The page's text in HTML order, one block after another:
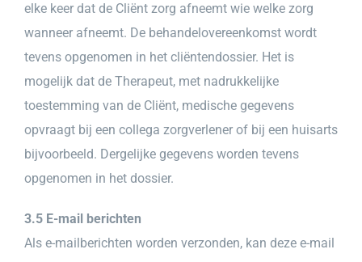
elke keer dat de Cliënt zorg afneemt wie welke zorg
wanneer afneemt. De behandelovereenkomst wordt
tevens opgenomen in het cliëntendossier. Het is
mogelijk dat de Therapeut, met nadrukkelijke
toestemming van de Cliënt, medische gegevens
opvraagt bij een collega zorgverlener of bij een huisarts
bijvoorbeeld. Dergelijke gegevens worden tevens
opgenomen in het dossier.
3.5 E-mail berichten
Als e-mailberichten worden verzonden, kan deze e-mail